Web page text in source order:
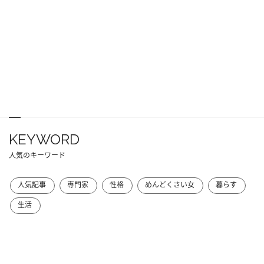
KEYWORD
人気のキーワード
人気記事 専門家 性格 めんどくさい女
暮らす
生活